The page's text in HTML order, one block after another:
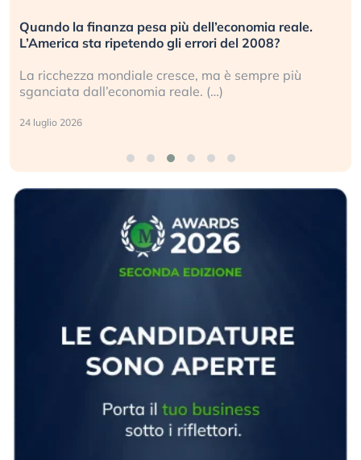
Quando la finanza pesa più dell’economia reale.
L’America sta ripetendo gli errori del 2008?
La ricchezza mondiale cresce, ma è sempre più
sganciata dall’economia reale. (…)
24 luglio 2026